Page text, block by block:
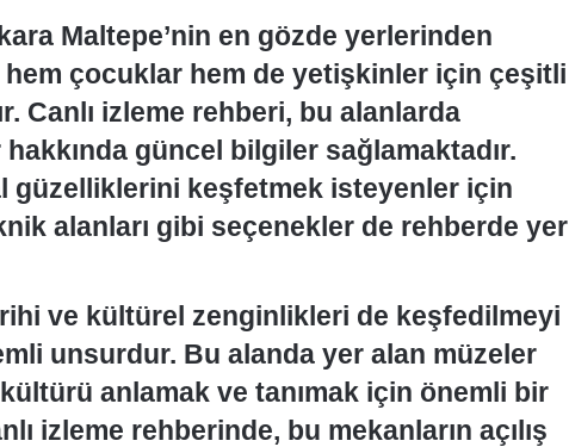
Maltepe’nin en gözde yerlerinden
hem çocuklar hem de yetişkinler için çeşitli
Canlı izleme rehberi, bu alanlarda
güncel bilgiler sağlamaktadır.
güzelliklerini keşfetmek isteyenler için
alanları gibi seçenekler de rehberde yer
ve kültürel zenginlikleri de keşfedilmeyi
unsurdur. Bu alanda yer alan müzeler
anlamak ve tanımak için önemli bir
izleme rehberinde, bu mekanların açılış